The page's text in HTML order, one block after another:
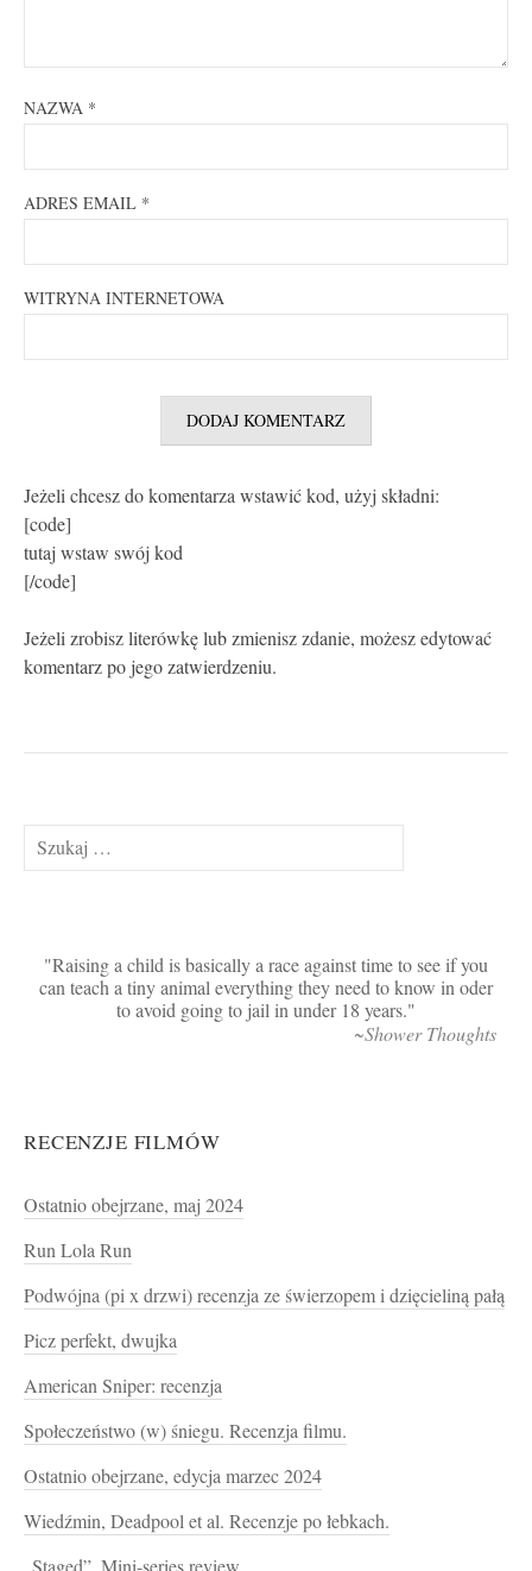
NAZWA *
ADRES EMAIL *
WITRYNA INTERNETOWA
Jeżeli chcesz do komentarza wstawić kod, użyj składni:
[code]
tutaj wstaw swój kod
[/code]
Jeżeli zrobisz literówkę lub zmienisz zdanie, możesz edytować
komentarz po jego zatwierdzeniu.
Szukaj:
Raising a child is basically a race against time to see if you
can teach a tiny animal everything they need to know in oder
to avoid going to jail in under 18 years.
~Shower Thoughts
RECENZJE FILMÓW
Ostatnio obejrzane, maj 2024
Run Lola Run
Podwójna (pi x drzwi) recenzja ze świerzopem i dzięcieliną pałą
Picz perfekt, dwujka
American Sniper: recenzja
Społeczeństwo (w) śniegu. Recenzja filmu.
Ostatnio obejrzane, edycja marzec 2024
Wiedźmin, Deadpool et al. Recenzje po łebkach.